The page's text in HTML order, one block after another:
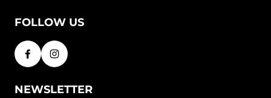
FOLLOW US
NEWSLETTER